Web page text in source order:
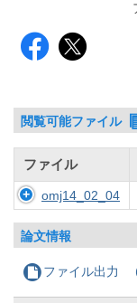
閲覧可能ファイル
ファイル
omj14_02_04
論文情報
ファイル出力